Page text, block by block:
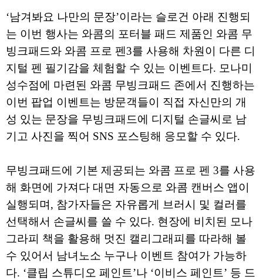
‘남겨봐요 나만의 문장’이라는 슬로건 아래 진행되
는 이번 행사는 와콤의 포터블 패드 제품인 와콤 무
빙크패드와 와콤 프로 펜3를 사용해 차원이 다른 디
지털 펜 필기감을 체험할 수 있는 이벤트다. 모나미
성수점에 마련된 와콤 무빙크패드 존에서 진행하는
이번 팝업 이벤트는 방문객들이 직접 자신만의 개
성 있는 문장을 무빙크패드에 디지털 손글씨로 남
기고 사진을 찍어 SNS 포스팅해 응모할 수 있다.
무빙크패드에 기본 제공되는 와콤 프로 펜 3를 사용
해 화면에 가져다 대면 자동으로 와콤 캔버스 앱이
실행되며, 참가자들은 자유롭게 브러시 및 컬러를
선택해서 손글씨를 쓸 수 있다. 현장에 비치된 모나
그라피 책을 활용해 멋진 캘리그래피를 따라해 볼
수 있어서 남녀노소 누구나 이벤트 참여가 가능하
다. ‘클립 스튜디오 페인트’나 ‘이비스 페인트’ 등 드